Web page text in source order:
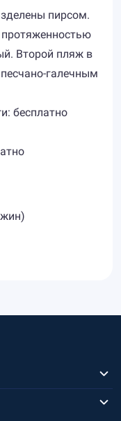
пирсом.
Второй пляж в
галечным
бесплатно